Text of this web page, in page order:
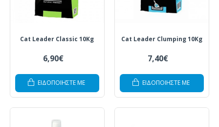
Cat Leader Classic 10Kg
6,90€
ΕΙΔΟΠΟΙΗΣΤΕ ΜΕ
Cat Leader Clumping 10Kg
7,40€
ΕΙΔΟΠΟΙΗΣΤΕ ΜΕ